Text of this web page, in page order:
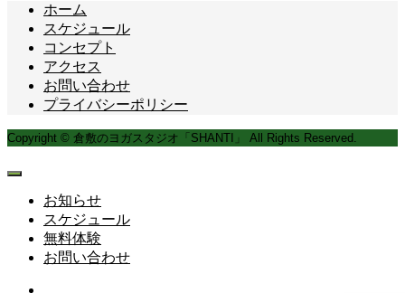
ホーム
スケジュール
コンセプト
アクセス
お問い合わせ
プライバシーポリシー
Copyright © 倉敷のヨガスタジオ「SHANTI」 All Rights Reserved.
お知らせ
スケジュール
無料体験
お問い合わせ